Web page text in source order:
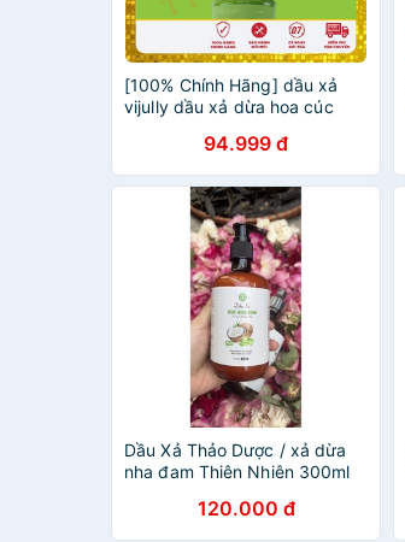
[100% Chính Hãng] dầu xả
vijully dầu xả dừa hoa cúc
94.999 đ
Dầu Xả Thảo Dược / xả dừa
nha đam Thiên Nhiên 300ml
120.000 đ